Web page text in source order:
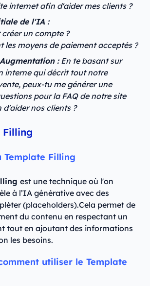
internet afin d'aider mes clients ?
de l'IA :
créer un compte ?
les moyens de paiement acceptés ?
:En te basant sur
interne qui décrit tout notre
peux-tu me générer une
pour la FAQ de notre site
nos clients ?
Filling
Template Filling
est une technique où l'on
à l’IA générative avec des
(placeholders).Cela permet de
du contenu en respectant un
tout en ajoutant des informations
les besoins.
utiliser le Template